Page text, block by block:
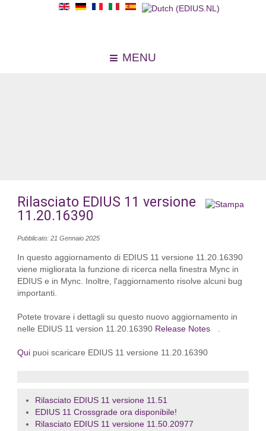
MENU
Rilasciato EDIUS 11 versione
11.20.16390
Pubblicato: 21 Gennaio 2025
In questo aggiornamento di EDIUS 11 versione 11.20.16390
viene migliorata la funzione di ricerca nella finestra Mync in
EDIUS e in Mync. Inoltre, l'aggiornamento risolve alcuni bug
importanti.
Potete trovare i dettagli su questo nuovo aggiornamento in
nelle EDIUS 11 version 11.20.16390Release Notes .
Quipuoi scaricare EDIUS 11 versione 11.20.16390
Rilasciato EDIUS 11 versione 11.51
EDIUS 11 Crossgrade ora disponibile!
Rilasciato EDIUS 11 versione 11.50.20977